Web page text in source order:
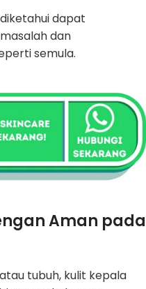
dapat
dan
semula.
Aman pada
tubuh, kulit kepala